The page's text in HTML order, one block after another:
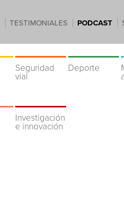
TESTIMONIALES PODCAST
Seguridad
vial
Deporte
Investigación
e innovación